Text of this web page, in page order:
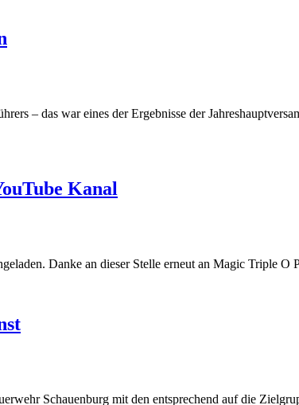
– das war eines der Ergebnisse der
Kanal
Danke an dieser Stelle erneut an Magic Triple O
Schauenburg mit den entsprechend auf die